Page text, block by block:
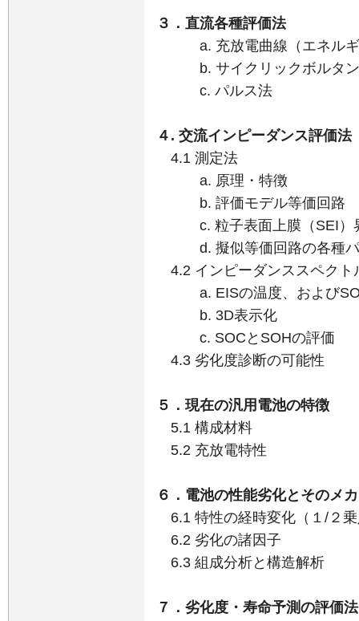
３．直流各種評価法
a. 充放電曲線（エネルギ
b. サイクリックボルタン
c. パルス法
４. 交流インピーダンス評価法
4.1 測定法
a. 原理・特徴
b. 評価モデル等価回路
c. 粒子表面上膜（SEI）
d. 擬似等価回路の各種パ
4.2 インピーダンススペクト
a. EISの温度、および
b. 3D表示化
c. SOCとSOHの評価
4.3 劣化度診断の可能性
５．現在の汎用電池の特徴
5.1 構成材料
5.2 充放電特性
６．電池の性能劣化とそのメ
6.1 特性の経時変化（１/２
6.2 劣化の諸因子
6.3 組成分析と構造解析
７．劣化度・寿命予測の評価法